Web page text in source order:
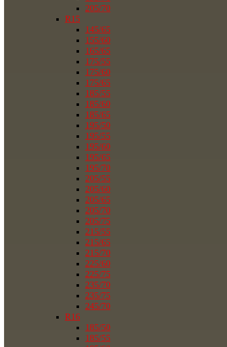
205/70
R15
145/65
155/60
165/65
175/55
175/60
175/65
185/55
185/60
185/65
195/50
195/55
195/60
195/65
195/70
205/55
205/60
205/65
205/70
205/75
215/55
215/65
215/70
225/60
225/75
235/70
235/75
245/70
R16
185/50
185/55